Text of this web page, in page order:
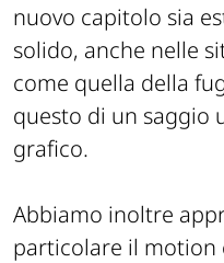
nuovo capitolo sia
solido, anche nelle
come quella della
questo di un saggio
grafico.
Abbiamo inoltre
particolare il motion